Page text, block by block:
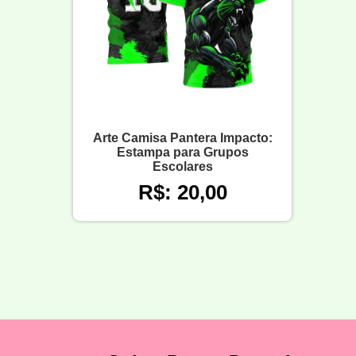
Arte Camisa Pantera Impacto:
Estampa para Grupos
Escolares
R$: 20,00